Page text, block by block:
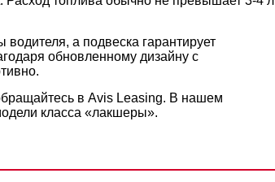
а подвеска гарантирует
обновленному дизайну с
в Avis Leasing. В нашем
класса «лакшеры».